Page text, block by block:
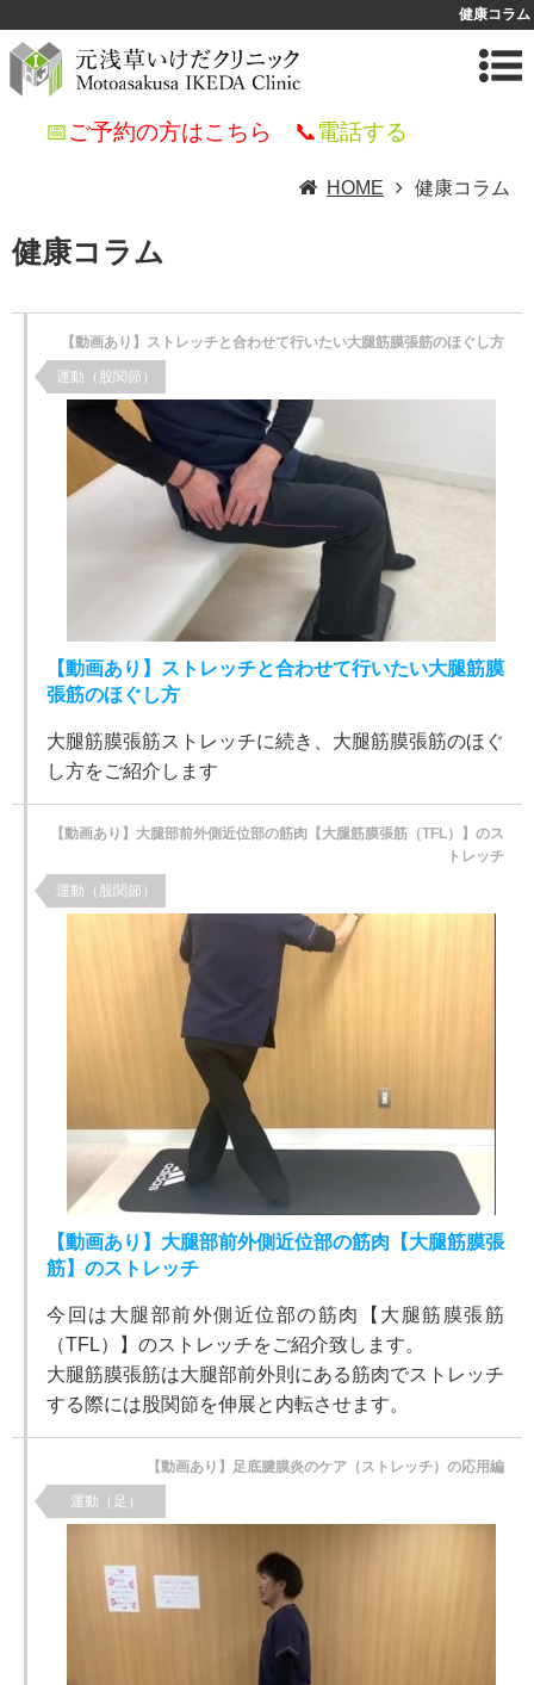
健康コラム
📅ご予約の方はこちら 📞電話する
HOME 健康コラム
健康コラム
【動画あり】ストレッチと合わせて行いたい大腿筋膜張筋のほぐし方
運動（股関節）
【動画あり】ストレッチと合わせて行いたい大腿筋膜
張筋のほぐし方
大腿筋膜張筋ストレッチに続き、大腿筋膜張筋のほぐ
し方をご紹介します
【動画あり】大腿部前外側近位部の筋肉【大腿筋膜張筋（TFL）】のス
トレッチ
運動（股関節）
【動画あり】大腿部前外側近位部の筋肉【大腿筋膜張
筋】のストレッチ
今回は大腿部前外側近位部の筋肉【大腿筋膜張筋
（TFL）】のストレッチをご紹介致します。
大腿筋膜張筋は大腿部前外則にある筋肉でストレッチ
する際には股関節を伸展と内転させます。
【動画あり】足底腱膜炎のケア（ストレッチ）の応用編
運動（足）